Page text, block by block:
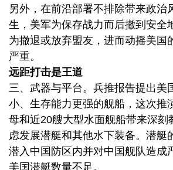
另外，在前沿部署不排除带来政治
生，美军为保存战力而后撤到安全
为撤退或放弃盟友，进而动摇美国
严重。
远距打击是王道
三、武器与平台。兵推报告提出美
小、生存能力更强的舰船，这次推
母和近20艘大型水面舰船带来深刻
虑发展潜艇和其他水下装备。潜艇
潜入中国防区内并对中国舰队造成
美国潜艇数量不足。